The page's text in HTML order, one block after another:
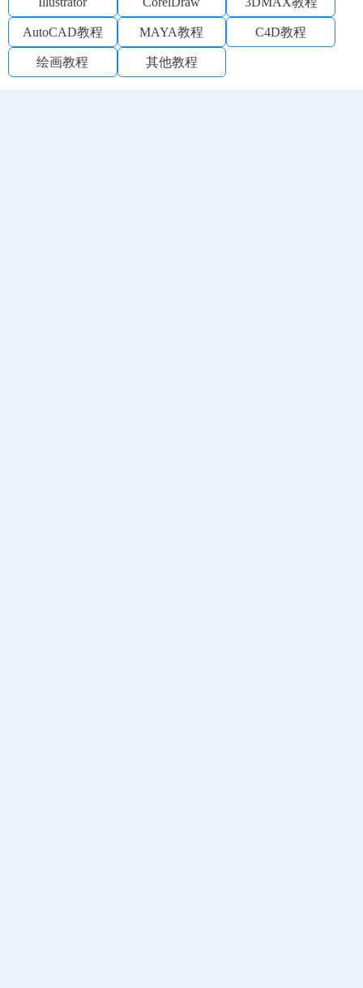
AutoCAD教程 MAYA教程 C4D教程
绘画教程 其他教程